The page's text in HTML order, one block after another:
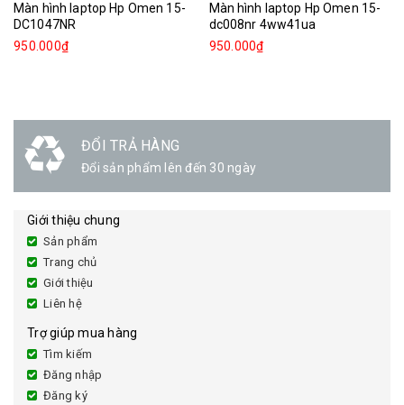
Màn hình laptop Hp Omen 15-
DC1047NR
950.000₫
Màn hình laptop Hp Omen 15-
dc008nr 4ww41ua
950.000₫
ĐỔI TRẢ HÀNG
Đổi sản phẩm lên đến 30 ngày
Giới thiệu chung
Sản phẩm
Trang chủ
Giới thiệu
Liên hệ
Trợ giúp mua hàng
Tìm kiếm
Đăng nhập
Đăng ký